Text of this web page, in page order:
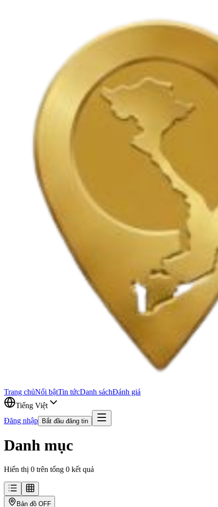
Trang chủNổi bậtTin tứcDanh sáchĐánh giá
Tiếng Việt
Đăng nhập
Bắt đầu đăng tin
Danh mục
Hiển thị 0 trên tổng 0 kết quả
Bản đồ OFF